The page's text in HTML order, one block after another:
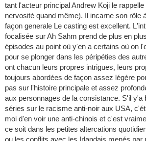
tant l'acteur principal Andrew Koji le
nervosité quand même). Il incarne son rôle
façon generale Le casting est excellent.
focalisée sur Ah Sahm prend de plus en
épisodes au point où y'en a certains où on
pour se plonger dans les péripéties des
ont chacun leurs propres intrigues, leurs
toujours abordées de façon assez légère
pas sur l'histoire principale et assez
aux personnages de la consistance. S'il y'a
séries sur le racisme anti-noir aux USA,
moi d'en voir une anti-chinois et c'est
ce soit dans les petites altercations